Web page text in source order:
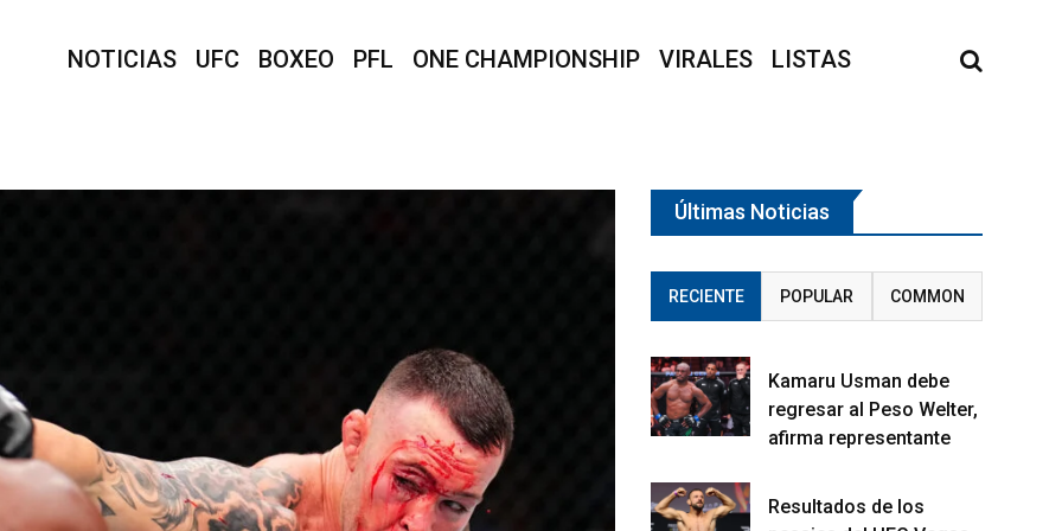
NOTICIAS UFC BOXEO PFL ONE CHAMPIONSHIP VIRALES LISTAS
Últimas Noticias
RECIENTE POPULAR COMMON
Kamaru Usman debe
regresar al Peso Welter,
afirma representante
Resultados de los